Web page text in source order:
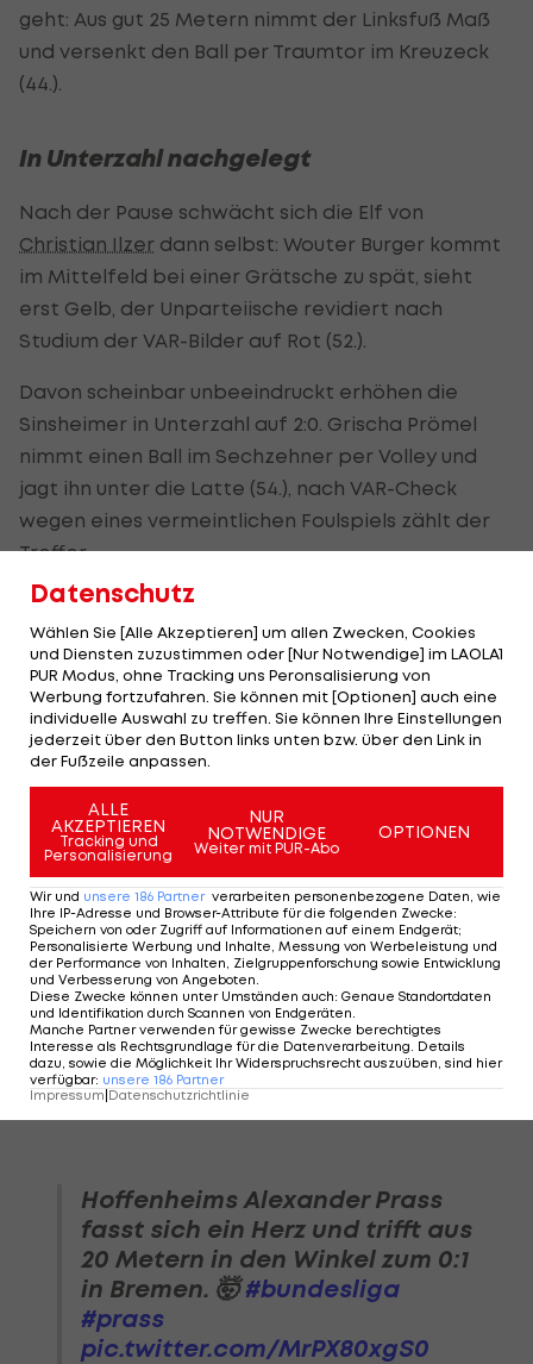
geht: Aus gut 25 Metern nimmt der Linksfuß Maß
und versenkt den Ball per Traumtor im Kreuzeck
(44.).
In Unterzahl nachgelegt
Nach der Pause schwächt sich die Elf von
Christian Ilzer dann selbst: Wouter Burger kommt
im Mittelfeld bei einer Grätsche zu spät, sieht
erst Gelb, der Unparteiische revidiert nach
Studium der VAR-Bilder auf Rot (52.).
Davon scheinbar unbeeindruckt erhöhen die
Sinsheimer in Unterzahl auf 2:0. Grischa Prömel
nimmt einen Ball im Sechzehner per Volley und
jagt ihn unter die Latte (54.), nach VAR-Check
wegen eines vermeintlichen Foulspiels zählt der
Treffer.
Werder reagiert auf den Rückstand mit einem
Doppelwechsel,Marco Grüllkommt nach gut
einer Stunde in die Partie. Nur wenig später
erzieltRomano Schmiddas vermeintliche
Anschlusstor (63.), steht dabei aber knapp im
Abseits.
In weiterer Folge hält Bremen den Druck zwar
hoch, Hoffenheim verteidigt mit zehn Mann den
Sieg aber souverän.
Durch den 2:0-Auswärtserfolg bleibt Hoffenheim
auf Rang drei in der Tabelle, hat die letzten vier
Spiele in Folge gewonnen und ist seit sechs
Partien ungeschlagen. Bremen rutscht hingegen
auf Rang 15 und ist nur drei Zähler vom
Relegationsplatz entfernt.
Hoffenheims Alexander Prass
fasst sich ein Herz und trifft aus
20 Metern in den Winkel zum 0:1
in Bremen. 🤯#bundesliga
#prass
pic.twitter.com/MrPX80xgS0
Datenschutz
Wählen Sie [Alle Akzeptieren] um allen Zwecken, Cookies
und Diensten zuzustimmen oder [Nur Notwendige] im LAOLA1
PUR Modus, ohne Tracking uns Peronsalisierung von
Werbung fortzufahren. Sie können mit [Optionen] auch eine
individuelle Auswahl zu treffen. Sie können Ihre Einstellungen
jederzeit über den Button links unten bzw. über den Link in
der Fußzeile anpassen.
ALLE
AKZEPTIEREN
Tracking und
Personalisierung
NUR
NOTWENDIGE
Weiter mit PUR-Abo
OPTIONEN
Wir und unsere 186 Partner verarbeiten personenbezogene Daten, wie
Ihre IP-Adresse und Browser-Attribute für die folgenden Zwecke:
Speichern von oder Zugriff auf Informationen auf einem Endgerät;
Personalisierte Werbung und Inhalte, Messung von Werbeleistung und
der Performance von Inhalten, Zielgruppenforschung sowie Entwicklung
und Verbesserung von Angeboten
Diese Zwecke können unter Umständen auch: Genaue Standortdaten
und Identifikation durch Scannen von Endgeräten
Manche Partner verwenden für gewisse Zwecke berechtigtes
Interesse als Rechtsgrundlage für die Datenverarbeitung. Details
dazu, sowie die Möglichkeit Ihr Widerspruchsrecht auszuüben, sind hier
verfügbar: unsere 186 Partner
Impressum|Datenschutzrichtlinie